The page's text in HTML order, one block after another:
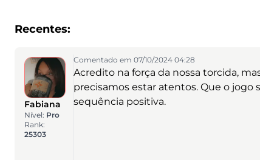
Recentes:
Fabiana
Nível: Pro
Rank:
25303
Comentado em 07/10/2024 04:28
Acredito na força da nossa torcida,
precisamos estar atentos. Que o jogo
sequência positiva.